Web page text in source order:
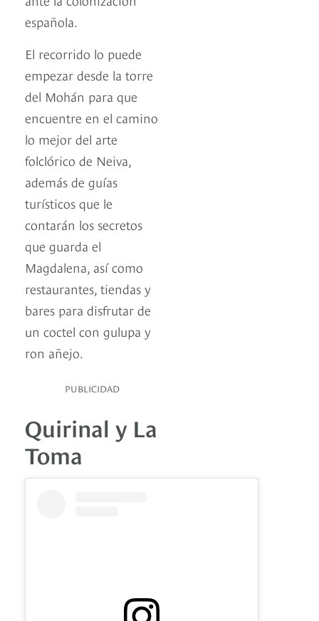
española.
El recorrido lo puede
empezar desde la torre
del Mohán para que
encuentre en el camino
lo mejor del arte
folclórico de Neiva,
además de guías
turísticos que le
contarán los secretos
que guarda el
Magdalena, así como
restaurantes, tiendas y
bares para disfrutar de
un coctel con gulupa y
ron añejo.
PUBLICIDAD
Quirinal y La
Toma